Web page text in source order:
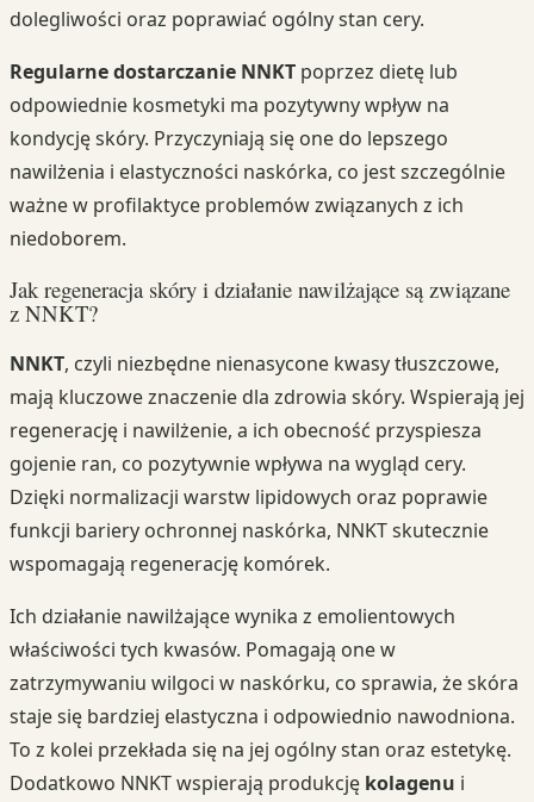
dolegliwości oraz poprawiać ogólny stan cery.
Regularne dostarczanie NNKT poprzez dietę lub
odpowiednie kosmetyki ma pozytywny wpływ na
kondycję skóry. Przyczyniają się one do lepszego
nawilżenia i elastyczności naskórka, co jest szczególnie
ważne w profilaktyce problemów związanych z ich
niedoborem.
Jak regeneracja skóry i działanie nawilżające są związane
z NNKT?
NNKT, czyli niezbędne nienasycone kwasy tłuszczowe,
mają kluczowe znaczenie dla zdrowia skóry. Wspierają jej
regenerację i nawilżenie, a ich obecność przyspiesza
gojenie ran, co pozytywnie wpływa na wygląd cery.
Dzięki normalizacji warstw lipidowych oraz poprawie
funkcji bariery ochronnej naskórka, NNKT skutecznie
wspomagają regenerację komórek.
Ich działanie nawilżające wynika z emolientowych
właściwości tych kwasów. Pomagają one w
zatrzymywaniu wilgoci w naskórku, co sprawia, że skóra
staje się bardziej elastyczna i odpowiednio nawodniona.
To z kolei przekłada się na jej ogólny stan oraz estetykę.
Dodatkowo NNKT wspierają produkcję kolagenu i